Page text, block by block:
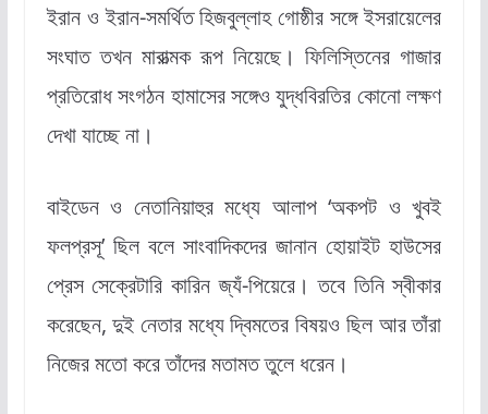
ইরান ও ইরান-সমর্থিত হিজবুল্লাহ গোষ্ঠীর সঙ্গে ইসরায়েলের
সংঘাত তখন মারাত্মক রূপ নিয়েছে। ফিলিস্তিনের গাজার
প্রতিরোধ সংগঠন হামাসের সঙ্গেও যুদ্ধবিরতির কোনো লক্ষণ
দেখা যাচ্ছে না।
বাইডেন ও নেতানিয়াহুর মধ্যে আলাপ ‘অকপট ও খুবই
ফলপ্রসূ’ ছিল বলে সাংবাদিকদের জানান হোয়াইট হাউসের
প্রেস সেক্রেটারি কারিন জ্যঁ-পিয়েরে। তবে তিনি স্বীকার
করেছেন, দুই নেতার মধ্যে দ্বিমতের বিষয়ও ছিল আর তাঁরা
নিজের মতো করে তাঁদের মতামত তুলে ধরেন।